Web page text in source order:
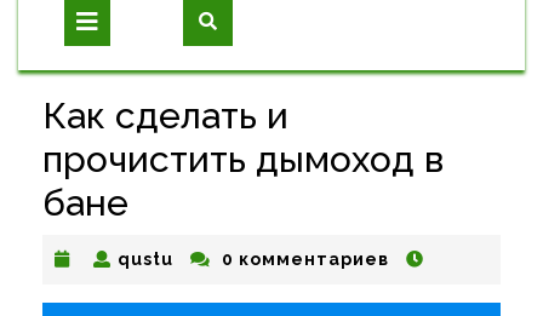
Open
Button
Как сделать и
прочистить дымоход в
бане
qustu qustu0 комментариев